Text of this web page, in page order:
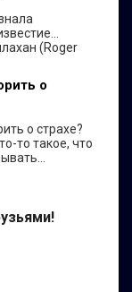
(Roger
о
о страхе?
то такое, что